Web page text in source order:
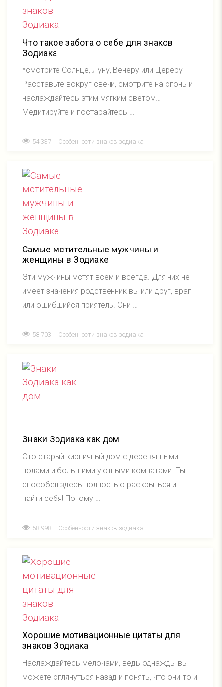
Что такое забота о себе для знаков
Зодиака
*смотрите Солнце, Луну, Венеру или Цереру
Расставьте вокруг свечи, смотрите на огонь и
наслаждайтесь этим мягким светом…
Медитируйте и постарайтесь …
54 337 Особенности знаков зодиака
Самые мстительные мужчины и
женщины в Зодиаке
Эти мужчины мстят всем и всегда. Для них не
имеет значения родственник вы или друг, враг
или ошибшийся приятель. Они …
58 703 Особенности знаков зодиака
Знаки Зодиака как дом
Это старый кирпичный дом с деревянными
полами и большими уютными комнатами. Ты
способен здесь полностью раскрыться и
найти себя! Потому …
58 998 Особенности знаков зодиака
Хорошие мотивационные цитаты для
знаков Зодиака
Наслаждайтесь мелочами, ведь однажды вы
можете оглянуться назад и понять, что они-то и